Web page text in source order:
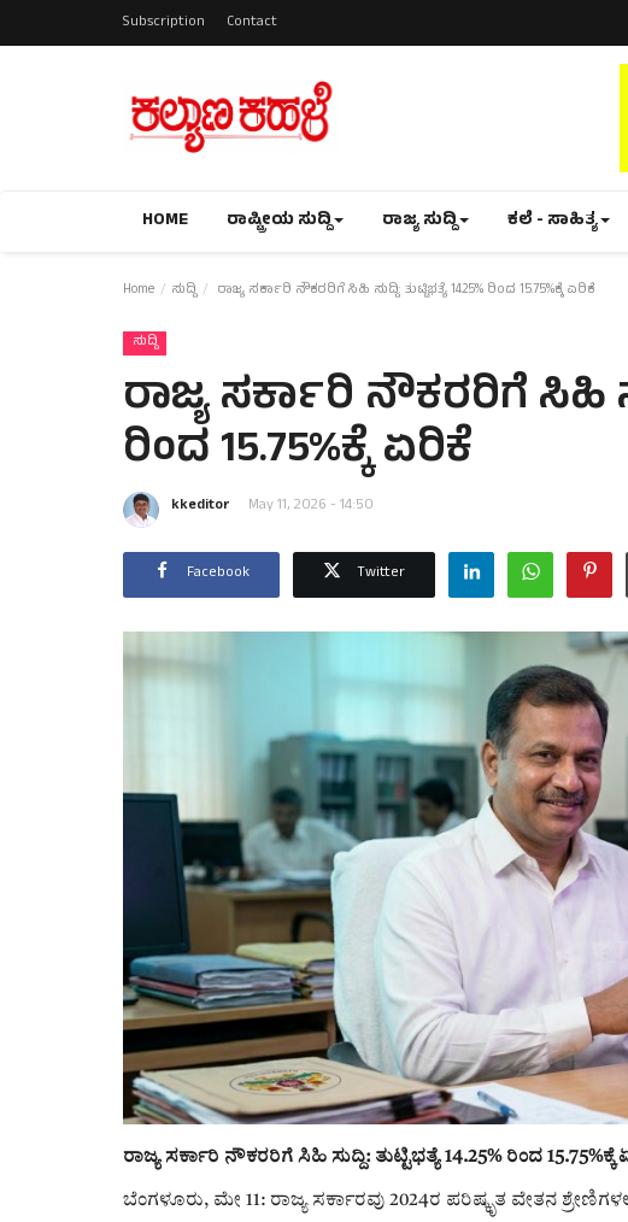
Subscription Contact
HOME ರಾಷ್ಟ್ರೀಯ ಸುದ್ದಿ ರಾಜ್ಯ ಸುದ್ದಿ ಕಲೆ - ಸಾಹಿತ್ಯ
Home ಸುದ್ದಿ ರಾಜ್ಯ ಸರ್ಕಾರಿ ನೌಕರರಿಗೆ ಸಿಹಿ ಸುದ್ದಿ: ತುಟ್ಟಿಭತ್ಯೆ 14.25% ರಿಂದ 15.75%ಕ್ಕೆ ಏರಿಕೆ
ಸುದ್ದಿ
ರಾಜ್ಯ ಸರ್ಕಾರಿ ನೌಕರರಿಗೆ ಸಿಹಿ
ರಿಂದ 15.75%ಕ್ಕೆ ಏರಿಕೆ
kkeditor May 11, 2026 - 14:50
Facebook Twitter
ರಾಜ್ಯ ಸರ್ಕಾರಿ ನೌಕರರಿಗೆ ಸಿಹಿ ಸುದ್ದಿ: ತುಟ್ಟಿಭತ್ಯೆ 14.25% ರಿಂದ 15.75%ಕ್ಕೆ
ಬೆಂಗಳೂರು, ಮೇ 11: ರಾಜ್ಯ ಸರ್ಕಾರವು 2024ರ ಪರಿಷ್ಕೃತ ವೇತನ